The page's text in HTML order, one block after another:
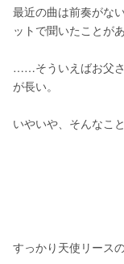
最近の曲は前奏がな
ットで聞いたことがあ
……そういえばお父
が長い。
いやいや、そんなこ
すっかり天使リース